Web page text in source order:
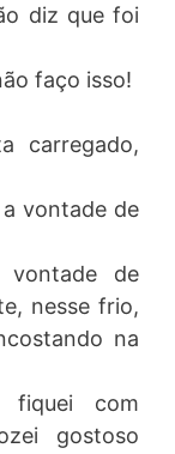
diz que foi
faço isso!
carregado,
vontade de
vontade de
nesse frio,
na
fiquei com
gostoso